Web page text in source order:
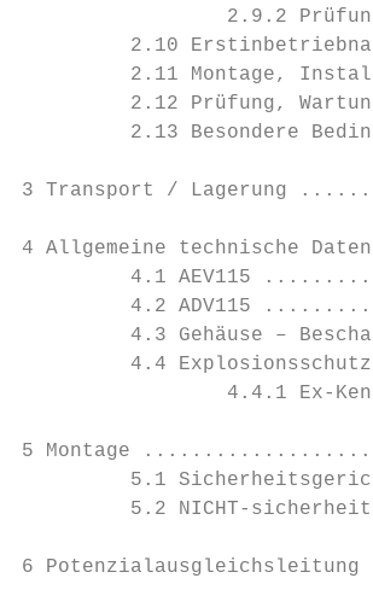
2.9.2
2.10
2.11 Montage,
2.12 Prüfung,
2.13 Besondere
3 Transport /
4 Allgemeine
4.1 AEV115
4.2 ADV115
4.3 Gehäuse –
4.4
4.4.1 Ex-
5 Montage
5.1
5.2 NICHT-
6